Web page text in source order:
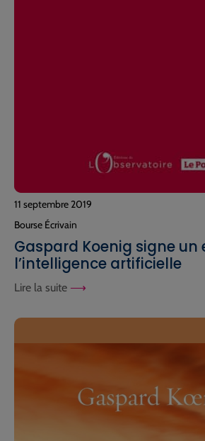
11 septembre 2019
Bourse Écrivain
Gaspard Koenig signe un
l’intelligence artificielle
Lire la suite